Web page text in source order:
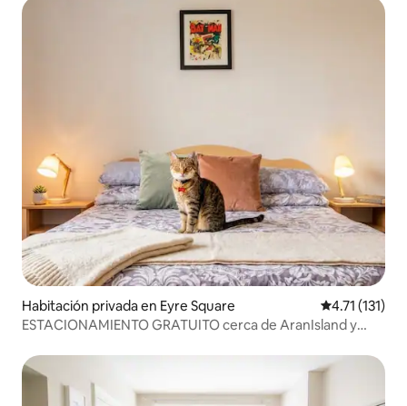
Habitación privada en Eyre Square Calificación
4.71 (131)
ESTACIONAMIENTO GRATUITO cerca de AranIsland y